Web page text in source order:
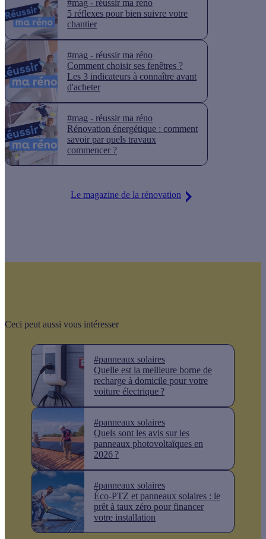
#mag - réussir ma réno
5 réflexes pour bien suivre votre
chantier
#mag - réussir ma réno
Comment choisir ses fenêtres ?
Les 3 indicateurs à connaître avant
d'acheter
#mag - réussir ma réno
Rénovation énergétique : comment
savoir par quels travaux
commencer ?
Le magazine de la rénovation
Ceci peut aussi vous intéresser
#panneaux solaires
Quelle est la meilleure borne de
recharge à domicile pour votre
voiture électrique ?
#panneaux solaires
Quels sont les avis sur les
panneaux photovoltaïques en
2026 ?
#panneaux solaires
Éco-PTZ et panneaux solaires : le
prêt à taux zéro pour financer
votre installation